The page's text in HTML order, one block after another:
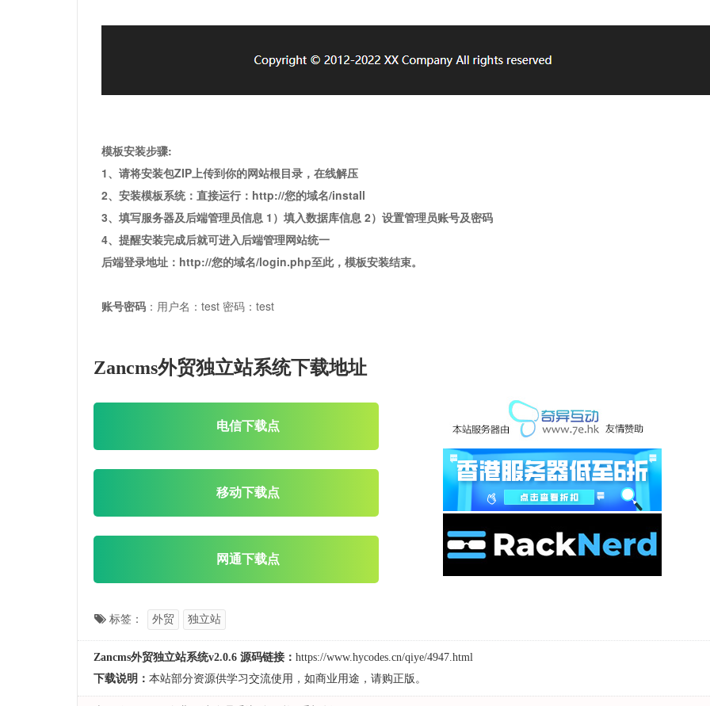
模板安装步骤:
1、请将安装包ZIP上传到你的网站根目录， 在线解压
2、安装模板系统：直接运行：http://您的域名/install
3、填写服务器及后端管理员信息 1）填入数据库信息 2）设置管理员账号及密码
4、提醒安装完成后就可进入后端管理网站统一
后端登录地址：http://您的域名/login.php至此，模板安装结束。
账号密码 ：用户名：test 密码：test
Zancms外贸独立站系统下载地址
电信下载点
移动下载点
网通下载点
标签： 外贸 独立站
Zancms外贸独立站系统v2.0.6 源码链接： https://www.hycodes.cn/qiye/4947.html
下载说明： 本站部分资源供学习交流使用，如商业用途，请购正版。